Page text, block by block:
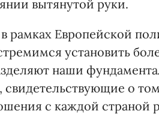
вытянутой руки.
рамках Европейской
установить
наши
о
с каждой страной